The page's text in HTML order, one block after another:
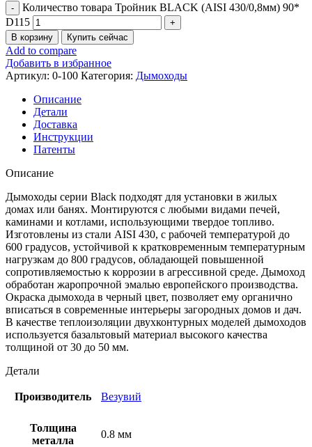
Количество товара Тройник BLACK (AISI 430/0,8мм) 90*
D115
В корзину Купить сейчас
Add to compare
Добавить в избранное
Артикул: 0-100 Категория: Дымоходы
Описание
Детали
Доставка
Инструкции
Патенты
Описание
Дымоходы серии Black подходят для установки в жилых
домах или банях. Монтируются с любыми видами печей,
каминами и котлами, использующими твердое топливо.
Изготовлены из стали AISI 430, с рабочей температурой до
600 градусов, устойчивой к кратковременным температурным
нагрузкам до 800 градусов, обладающей повышенной
сопротивляемостью к коррозии в агрессивной среде. Дымоход
обработан жаропрочной эмалью европейского производства.
Окраска дымохода в черный цвет, позволяет ему органично
вписаться в современные интерьеры загородных домов и дач.
В качестве теплоизоляции двухконтурных моделей дымоходов
используется базальтовый материал высокого качества
толщиной от 30 до 50 мм.
Детали
Производитель Везувий
Толщина
металла
0.8 мм